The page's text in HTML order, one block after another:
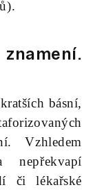
.
básní,
Vzhledem
nepřekvapí
či lékařské